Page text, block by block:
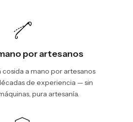
por artesanos
cosida a mano por artesanos
de experiencia — sin
pura artesanía.